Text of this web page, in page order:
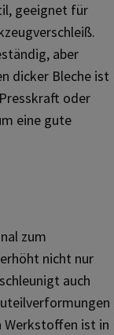
geeignet für
aber
dicker Bleche ist
oder
eine gute
zum
nicht nur
auch
Werkstoffen ist in